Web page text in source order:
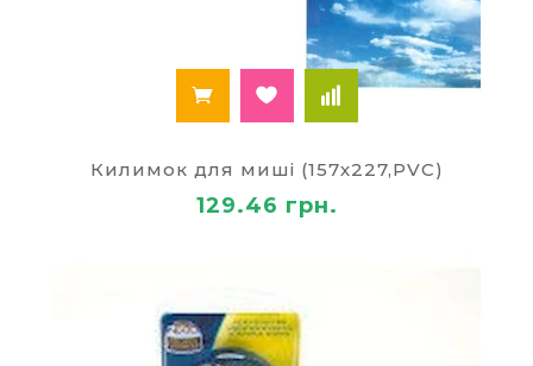
Килимок для миші (157х227,PVC)
129.46 грн.